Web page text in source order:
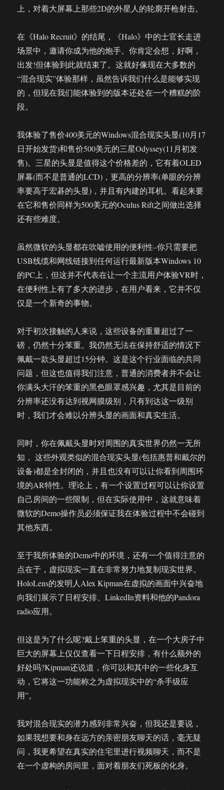
上，对着大屏幕上那些2D的外星人的轮廓开枪射击。
在《Halo Recruit》的结尾，《Halo》中的士官长走进
场景中，邀请你成为他的炮手。你肯定会想，好啊，
出发!但体验到此就结束了。这就好像现在大多数的
“混合现实”体验那样，虽然告诉我们什么是能够实现
的，但现在我们能体验到的版本还处在一个糟糕的阶
段。
我体验了售价400美元的Windows混合现实头显(10月17
日开始发货)和售价500美元的三星Odyssey(11月初发
售)。三星的头显是值得这个价格差的，它有着OLED
屏幕(而不是普通的LCD)，更高的分辨率(单眼的分辨
率要高于宏碁的头显)，并且有内建的耳机。看起来要
在它和售价同样为500美元的Oculus Rift之间做出选择
还有些难度。
虽然微软的头显都在吹嘘使用的便利性–你只需要把
USB线缆和网线链接到任何运行最新版本Windows 10
的PC上，但这并不代表在让一个主流用户体验VR时，
在便利性上有了多大的进步，在用户看来，它并不仅
仅是一个新奇的事物。
对于初次接触的人来说，这些设备的重量超过了一
磅，仍然十分笨重。我仍然无法在保持舒适的情况下
佩戴一款头显超过15分钟。这是这个行业面临的共同
问题，但这也值得我们注意，普通的消费者并不会让
你满头大汗的笨重的黑色眼罩感兴趣，尤其是目前的
分辨率还没有达到视网膜级别，只有到达这一级别
时，我们才会难以分辨头显的画面和真实生活。
同时，你在佩戴头显时对周围的真实世界仍然一无所
知， 这些外观类似的混合现实头显(包括惠普和戴尔的
设备)都是全封闭的，并且也没有可以让你看到周围环
境的AR特性。理论上，有一个设置过程可以让你设置
自己房间的一些限制，但在实际使用中，这就意味着
微软的Demo操作员必须保证我在体验过程中不会碰到
其他东西。
至于我所体验的Demo中的环境，还有一个值得注意的
点在于，虚拟现实一直在非常努力地复制现实世界。
HoloLens的发明人Alex Kipman在虚拟的画面中兴奋地
向我们展示了日程安排、LinkedIn资料和他的Pandora
radio应用。
但这是为了什么呢?戴上笨重的头显，在一个大房子中
巨大的屏幕上仅仅查看一下日程安排，有什么额外的
好处吗?Kipman还说道，你可以和其中的一些化身互
动，它将这一功能称之为虚拟现实中的“杀手级应
用”。
我对混合现实的潜力感到非常兴奋，但我还是要说，
如果我想要和身在远方的亲密朋友聊天的话，毫无疑
问，我更希望在真实的住宅里进行视频聊天，而不是
在一个虚构的房间里，面对着朋友们死板的化身。